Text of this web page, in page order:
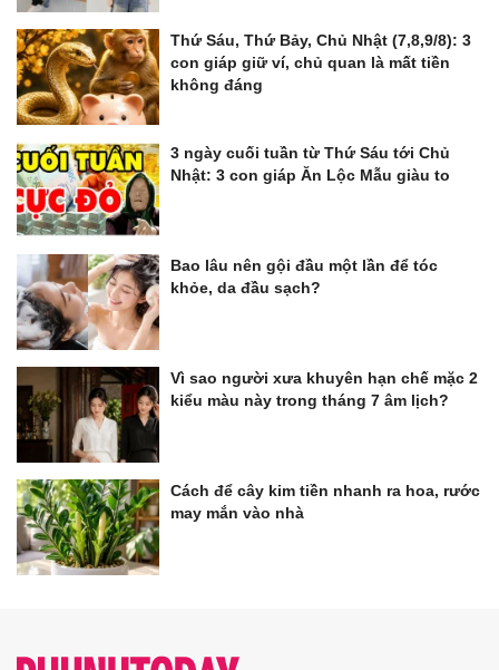
Thứ Sáu, Thứ Bảy, Chủ Nhật (7,8,9/8): 3
con giáp giữ ví, chủ quan là mất tiền
không đáng
3 ngày cuối tuần từ Thứ Sáu tới Chủ
Nhật: 3 con giáp Ăn Lộc Mẫu giàu to
Bao lâu nên gội đầu một lần để tóc
khỏe, da đầu sạch?
Vì sao người xưa khuyên hạn chế mặc 2
kiểu màu này trong tháng 7 âm lịch?
Cách để cây kim tiền nhanh ra hoa, rước
may mắn vào nhà